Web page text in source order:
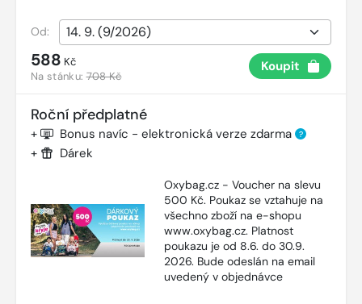
Od:
588 Kč
Na stánku:708 Kč
Koupit
Roční předplatné
+ Bonus navíc - elektronická verze zdarma ?
+ Dárek
Oxybag.cz - Voucher na slevu
500 Kč. Poukaz se vztahuje na
všechno zboží na e-shopu
www.oxybag.cz. Platnost
poukazu je od 8.6. do 30.9.
2026. Bude odeslán na email
uvedený v objednávce